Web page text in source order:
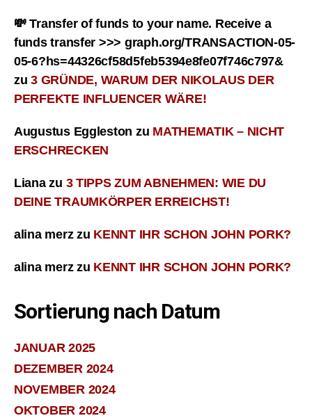
💸 Transfer of funds to your name. Receive a
funds transfer >>> graph.org/TRANSACTION-05-
05-6?hs=44326cf58d5feb5394e8fe07f746c797&
zu3 GRÜNDE, WARUM DER NIKOLAUS DER
PERFEKTE INFLUENCER WÄRE!
Augustus Eggleston zu MATHEMATIK – NICHT
ERSCHRECKEN
Lianazu 3 TIPPS ZUM ABNEHMEN: WIE DU
DEINE TRAUMKÖRPER ERREICHST!
alina merzzu KENNT IHR SCHON JOHN PORK?
alina merzzu KENNT IHR SCHON JOHN PORK?
Sortierung nach Datum
JANUAR 2025
DEZEMBER 2024
NOVEMBER 2024
OKTOBER 2024